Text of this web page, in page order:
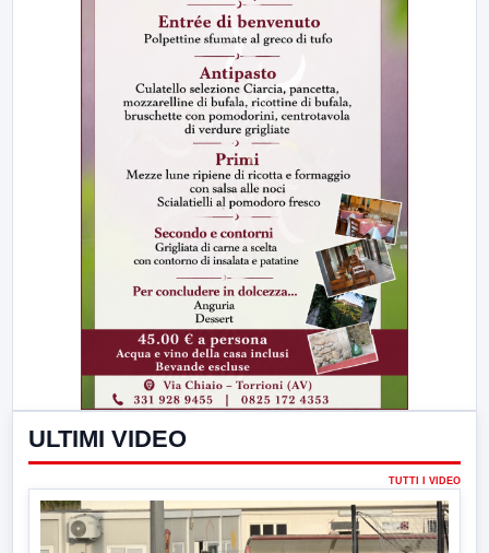
ULTIMI VIDEO
TUTTI I VIDEO